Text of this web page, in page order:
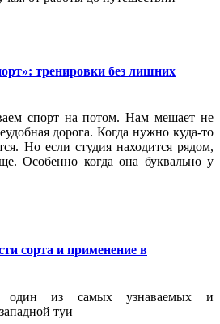
тренировки без лишних
спорт на потом. Нам мешает не
дорога. Когда нужно куда-то
Но если студия находится рядом,
Особенно когда она буквально у
сорта и применение в
из самых узнаваемых и
туи